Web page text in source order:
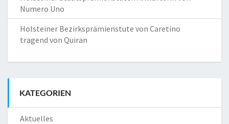
Numero Uno
Holsteiner Bezirksprämienstute von Caretino
tragend von Quiran
KATEGORIEN
Aktuelles